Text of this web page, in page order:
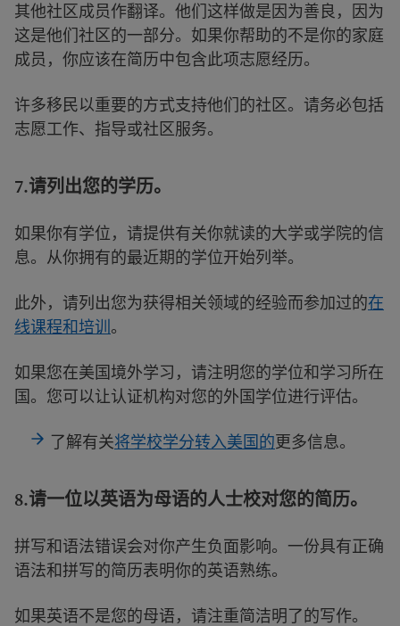
其他社区成员作翻译。他们这样做是因为善良，因为
这是他们社区的一部分。如果你帮助的不是你的家庭
成员，你应该在简历中包含此项志愿经历。
许多移民以重要的方式支持他们的社区。请务必包括
志愿工作、指导或社区服务。
7.请列出您的学历。
如果你有学位，请提供有关你就读的大学或学院的信
息。从你拥有的最近期的学位开始列举。
此外，请列出您为获得相关领域的经验而参加过的在
线课程和培训 。
如果您在美国境外学习，请注明您的学位和学习所在
国。您可以让认证机构对您的外国学位进行评估。
了解有关将学校学分转入美国的更多信息。
8.请一位以英语为母语的人士校对您的简历。
拼写和语法错误会对你产生负面影响。一份具有正确
语法和拼写的简历表明你的英语熟练。
如果英语不是您的母语，请注重简洁明了的写作。